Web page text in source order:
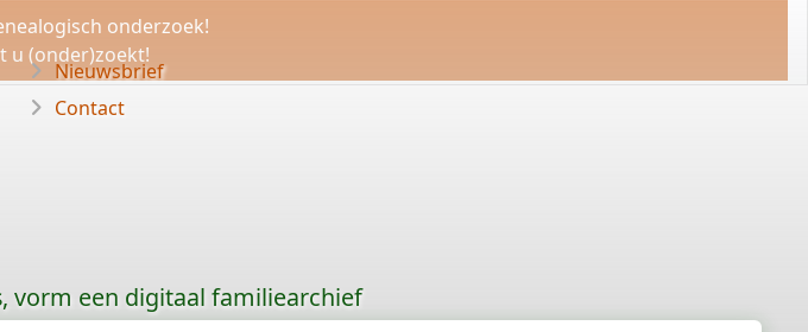
onderzoek!
u (onder)zoekt!
Nieuwsbrief
Contact
vorm een digitaal familiearchief